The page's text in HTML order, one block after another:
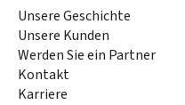
Unsere Geschichte
Unsere Kunden
Werden Sie ein Partner
Kontakt
Karriere